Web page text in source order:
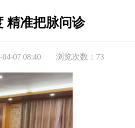
精准把脉问诊
07 08:40 浏览次数： 73